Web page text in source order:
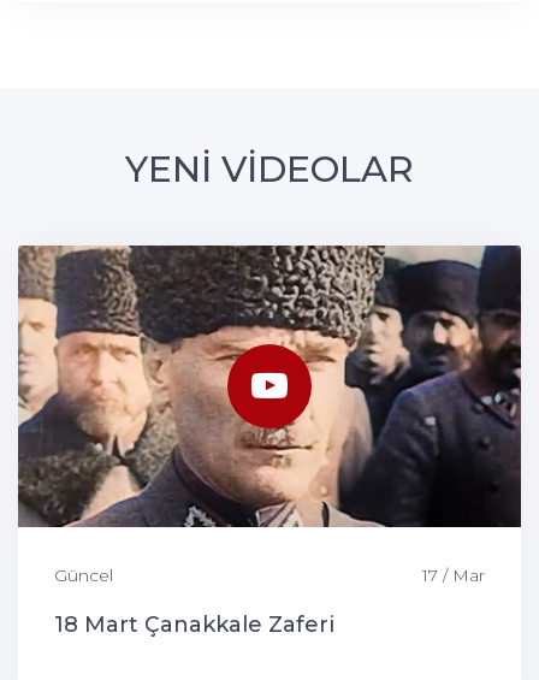
YENİ VİDEOLAR
Güncel 17 / Mar
18 Mart Çanakkale Zaferi